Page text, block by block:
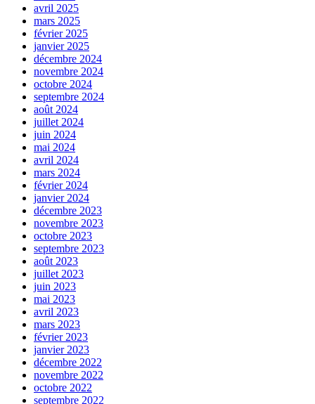
avril 2025
mars 2025
février 2025
janvier 2025
décembre 2024
novembre 2024
octobre 2024
septembre 2024
août 2024
juillet 2024
juin 2024
mai 2024
avril 2024
mars 2024
février 2024
janvier 2024
décembre 2023
novembre 2023
octobre 2023
septembre 2023
août 2023
juillet 2023
juin 2023
mai 2023
avril 2023
mars 2023
février 2023
janvier 2023
décembre 2022
novembre 2022
octobre 2022
septembre 2022